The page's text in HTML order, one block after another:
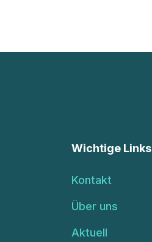
Wichtige Links
Kontakt
Über uns
Aktuell